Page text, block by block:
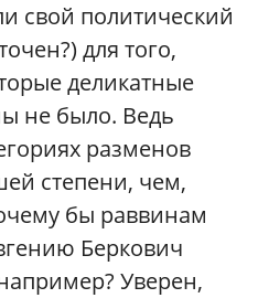
свой политический
для того,
деликатные
не было. Ведь
разменов
степени, чем,
бы раввинам
Беркович
Уверен,